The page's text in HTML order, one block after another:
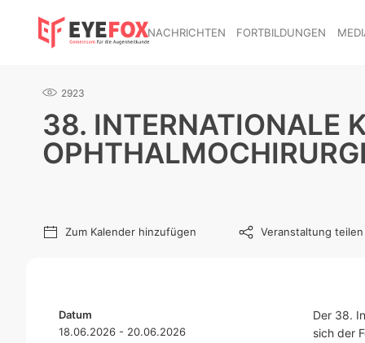
NACHRICHTEN FORTBILDUNGEN
2923
38. INTERNATIONALE
Zum Kalender hinzufügen Veranstaltung teilen
Datum
18.06.2026 - 20.06.2026
Der 38.
sich der